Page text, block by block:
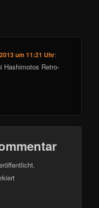
um 11:21 Uhr:
Hashimotos Retro-